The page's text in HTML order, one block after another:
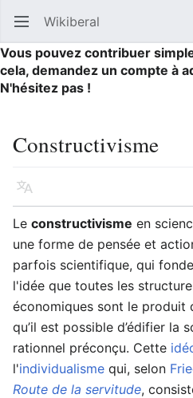
Ouvrir le menu principal Wikiberal
Vous pouvez contribuer
cela, demandez un compte à
N'hésitez pas !
Constructivisme
Langue
Le constructivisme en
une forme de pensée et
parfois scientifique, qui
l'idée que toutes les
économiques sont le produit
qu’il est possible d’édifier la
rationnel préconçu. Cette
l'individualisme qui, selon
Route de la servitude,